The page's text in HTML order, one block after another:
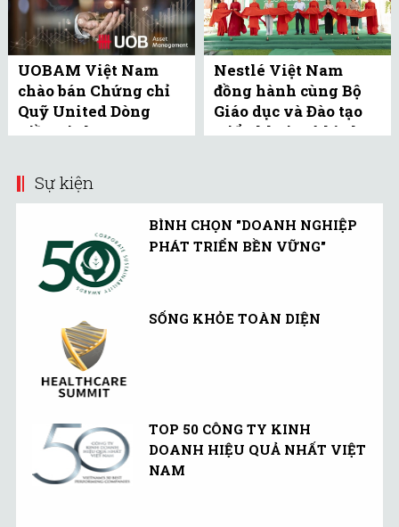
UOBAM Việt Nam
chào bán Chứng chỉ
Quỹ United Dòng
Tiền Linh Hoạt
Nestlé Việt Nam
đồng hành cùng Bộ
Giáo dục và Đào tạo
triển khai mô hình
Sự kiện
BÌNH CHỌN "DOANH NGHIỆP
PHÁT TRIỂN BỀN VỮNG"
SỐNG KHỎE TOÀN DIỆN
TOP 50 CÔNG TY KINH
DOANH HIỆU QUẢ NHẤT VIỆT
NAM